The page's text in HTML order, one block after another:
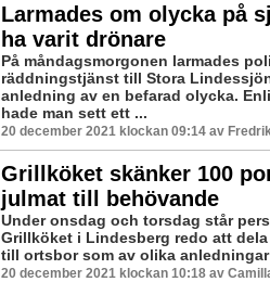
Larmades om olycka på
ha varit drönare
På måndagsmorgonen larmades
räddningstjänst till Stora
anledning av en befarad olycka.
hade man sett ett ...
20 december 2021 klockan 09:14 av
Grillköket skänker 100
julmat till behövande
Under onsdag och torsdag står
Grillköket i Lindesberg redo att
till ortsbor som av olika anledningar
20 december 2021 klockan 10:18 av